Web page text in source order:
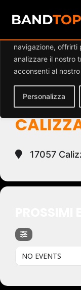
Diamo valore
navigazione, offrirti
analizzare il nostro
acconsenti al
Personalizza
BANDTOP
Events
17057
NO EVENTS